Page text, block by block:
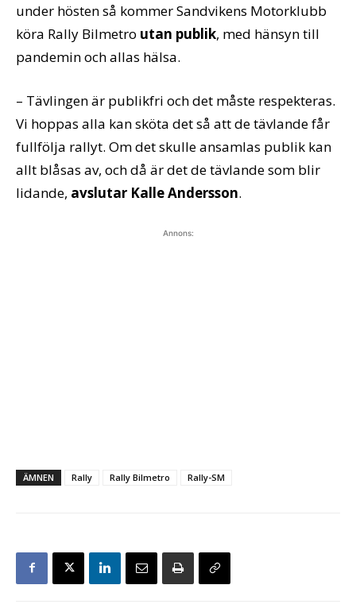
under hösten så kommer Sandvikens Motorklubb
köra Rally Bilmetro utan publik, med hänsyn till
pandemin och allas hälsa.
– Tävlingen är publikfri och det måste respekteras.
Vi hoppas alla kan sköta det så att de tävlande får
fullfölja rallyt. Om det skulle ansamlas publik kan
allt blåsas av, och då är det de tävlande som blir
lidande, avslutar Kalle Andersson.
Annons:
ÄMNEN Rally Rally Bilmetro Rally-SM